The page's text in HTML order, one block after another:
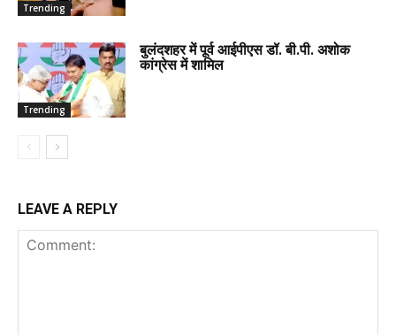
Trending
Trending
बुलंदशहर में पूर्व आईपीएस डॉ. बी.पी. अशोक
कांग्रेस में शामिल
LEAVE A REPLY